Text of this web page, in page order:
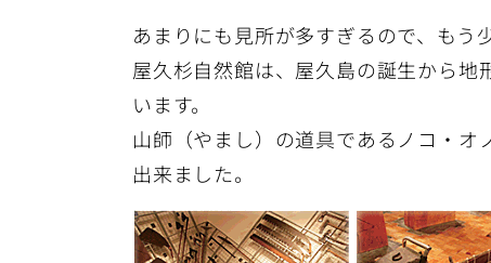
あまりにも見所が多すぎるので、もう
屋久杉自然館は、屋久島の誕生から地
います。
山師（やまし）の道具であるノコ・
出来ました。